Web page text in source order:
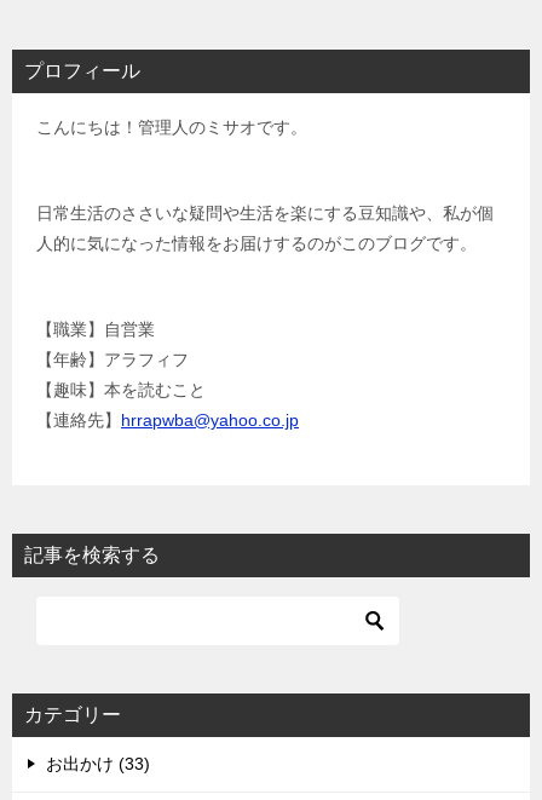
ビ
ゲ
プロフィール
こんにちは！管理人のミサオです。
日常生活のささいな疑問や生活を楽にする豆知識や、私が個
人的に気になった情報をお届けするのがこのブログです。
【職業】自営業
【年齢】アラフィフ
【趣味】本を読むこと
【連絡先】 hrrapwba@yahoo.co.jp
記事を検索する
カテゴリー
お出かけ (33)